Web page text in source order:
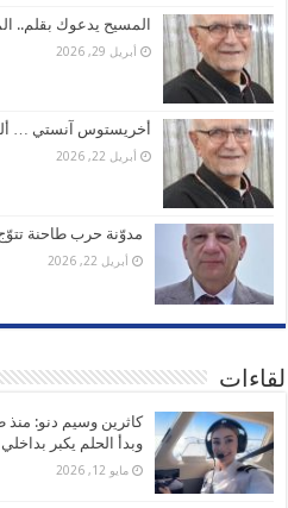
المسيح يدعوك بقلم..
أبريل 29, 2026
أخريستوس آنستي …
أبريل 22, 2026
مدوّنة حرب طاحنة تتوّج
أبريل 22, 2026
لقاءات
كاثرين وسيم دنو:
وبدأ الحلم يكبر
مايو 12, 2026